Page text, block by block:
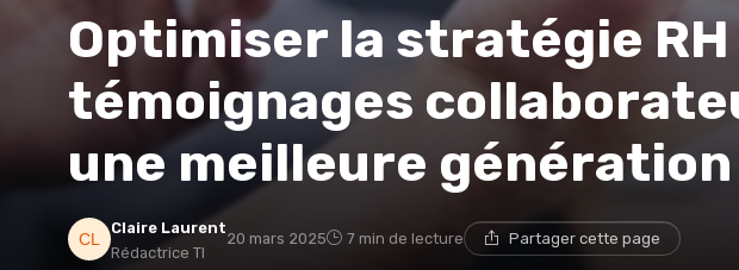
Optimiser la stratégie RH
témoignages
une meilleure génération
Claire Laurent
Rédactrice TI
20 mars 2025 7 min de lecture Partager cette page